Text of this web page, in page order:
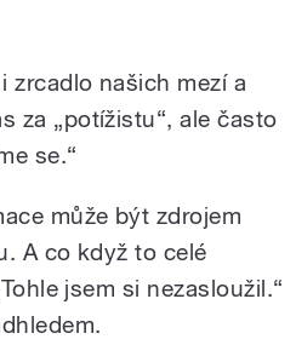
zrcadlo našich mezí a
za „potížistu“, ale často
se.“
může být zdrojem
A co když to celé
jsem si nezasloužil.“